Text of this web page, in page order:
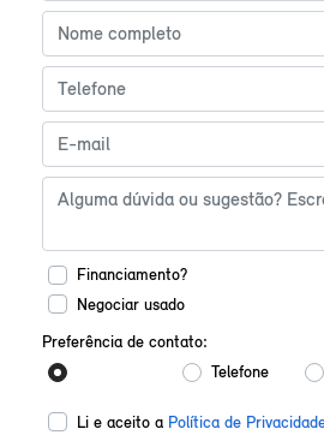
Financiamento?
Negociar usado
Preferência de contato:
Telefone
Li e aceito a Política de